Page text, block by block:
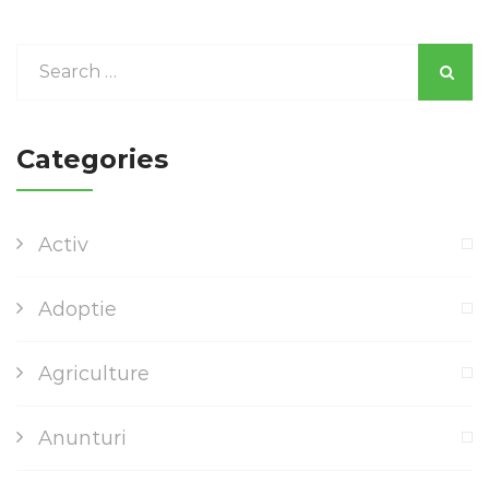
Categories
Activ
Adoptie
Agriculture
Anunturi